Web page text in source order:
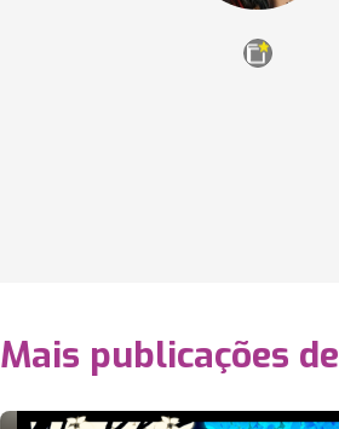
Mais publicações